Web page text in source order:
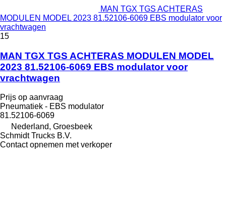
MAN TGX TGS ACHTERAS
MODULEN MODEL 2023 81.52106-6069 EBS modulator voor
vrachtwagen
15
MAN TGX TGS ACHTERAS MODULEN MODEL
2023 81.52106-6069 EBS modulator voor
vrachtwagen
Prijs op aanvraag
Pneumatiek - EBS modulator
81.52106-6069
Nederland, Groesbeek
Schmidt Trucks B.V.
Contact opnemen met verkoper